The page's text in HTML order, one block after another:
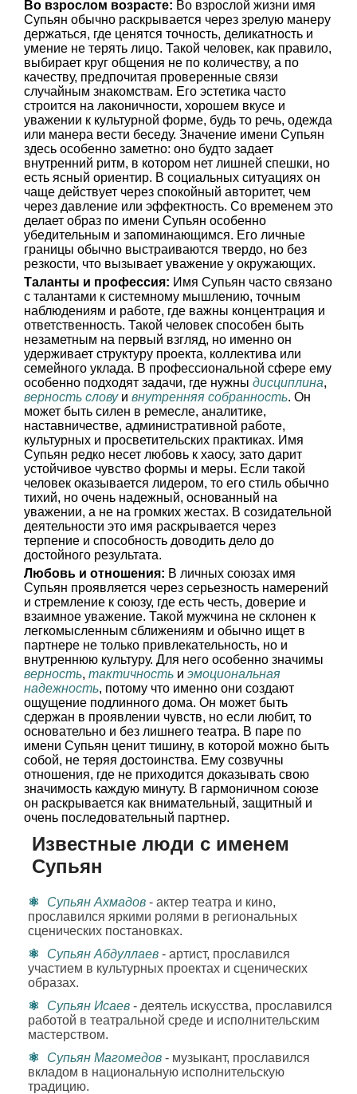
Во взрослом возрасте: Во взрослой жизни имя
Супьян обычно раскрывается через зрелую манеру
держаться, где ценятся точность, деликатность и
умение не терять лицо. Такой человек, как правило,
выбирает круг общения не по количеству, а по
качеству, предпочитая проверенные связи
случайным знакомствам. Его эстетика часто
строится на лаконичности, хорошем вкусе и
уважении к культурной форме, будь то речь, одежда
или манера вести беседу. Значение имени Супьян
здесь особенно заметно: оно будто задает
внутренний ритм, в котором нет лишней спешки, но
есть ясный ориентир. В социальных ситуациях он
чаще действует через спокойный авторитет, чем
через давление или эффектность. Со временем это
делает образ по имени Супьян особенно
убедительным и запоминающимся. Его личные
границы обычно выстраиваются твердо, но без
резкости, что вызывает уважение у окружающих.
Таланты и профессия: Имя Супьян часто связано
с талантами к системному мышлению, точным
наблюдениям и работе, где важны концентрация и
ответственность. Такой человек способен быть
незаметным на первый взгляд, но именно он
удерживает структуру проекта, коллектива или
семейного уклада. В профессиональной сфере ему
особенно подходят задачи, где нужны дисциплина,
верность словуи внутренняя собранность. Он
может быть силен в ремесле, аналитике,
наставничестве, административной работе,
культурных и просветительских практиках. Имя
Супьян редко несет любовь к хаосу, зато дарит
устойчивое чувство формы и меры. Если такой
человек оказывается лидером, то его стиль обычно
тихий, но очень надежный, основанный на
уважении, а не на громких жестах. В созидательной
деятельности это имя раскрывается через
терпение и способность доводить дело до
достойного результата.
Любовь и отношения: В личных союзах имя
Супьян проявляется через серьезность намерений
и стремление к союзу, где есть честь, доверие и
взаимное уважение. Такой мужчина не склонен к
легкомысленным сближениям и обычно ищет в
партнере не только привлекательность, но и
внутреннюю культуру. Для него особенно значимы
верность, тактичность и эмоциональная
надежность, потому что именно они создают
ощущение подлинного дома. Он может быть
сдержан в проявлении чувств, но если любит, то
основательно и без лишнего театра. В паре по
имени Супьян ценит тишину, в которой можно быть
собой, не теряя достоинства. Ему созвучны
отношения, где не приходится доказывать свою
значимость каждую минуту. В гармоничном союзе
он раскрывается как внимательный, защитный и
очень последовательный партнер.
Известные люди с именем
Супьян
Супьян Ахмадов - актер театра и кино,
прославился яркими ролями в региональных
сценических постановках.
Супьян Абдуллаев - артист, прославился
участием в культурных проектах и сценических
образах.
Супьян Исаев - деятель искусства, прославился
работой в театральной среде и исполнительским
мастерством.
Супьян Магомедов - музыкант, прославился
вкладом в национальную исполнительскую
традицию.